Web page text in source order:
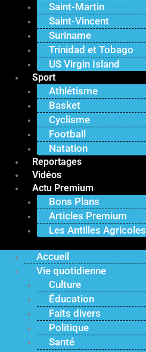
Saint-Martin
Saint-Vincent
Suriname
Trinidad et Tobago
US Virgin Island
Sport
Athlétisme
Basket
Cyclisme
Football
Natation
Reportages
Vidéos
Actu Premium
Bons Plans
Articles Premium
Les Antilles Agricoles
Accueil
Vie quotidienne
Culture
Éducation
Faits divers
Politique
Santé